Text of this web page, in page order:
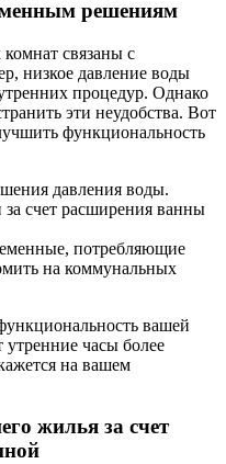
решениям
связаны с
низкое давление воды
процедур. Однако
эти неудобства. Вот
функциональность
давления воды.
за счет расширения ванны
потребляющие
на коммунальных
вашей
утренние часы более
на вашем
жилья за счет